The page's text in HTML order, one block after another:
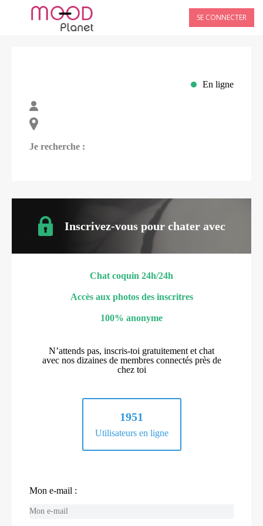
SE CONNECTER
En ligne
Je recherche :
Inscrivez-vous pour chater avec
Chat coquin 24h/24h
Accès aux photos des inscritres
100% anonyme
N’attends pas, inscris-toi gratuitement et chat
avec nos dizaines de membres connectés près de
chez toi
1951
Utilisateurs en ligne
Mon e-mail :